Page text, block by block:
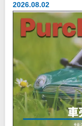
2026.08.02